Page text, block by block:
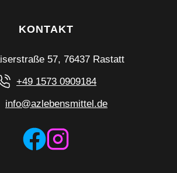
KONTAKT
57, 76437 Rastatt
+49 1573 0909184
info@azlebensmittel.de